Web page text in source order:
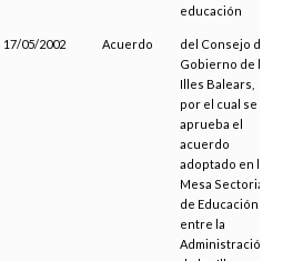
educación
17/05/2002 Acuerdo
del Consejo de
Gobierno de las
Illes Balears,
por el cual se
aprueba el
acuerdo
adoptado en la
Mesa Sectorial
de Educación
entre la
Administración